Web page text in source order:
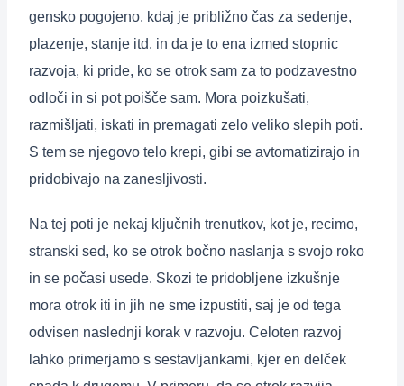
gensko pogojeno, kdaj je približno čas za sedenje,
plazenje, stanje itd. in da je to ena izmed stopnic
razvoja, ki pride, ko se otrok sam za to podzavestno
odloči in si pot poišče sam. Mora poizkušati,
razmišljati, iskati in premagati zelo veliko slepih poti.
S tem se njegovo telo krepi, gibi se avtomatizirajo in
pridobivajo na zanesljivosti.
Na tej poti je nekaj ključnih trenutkov, kot je, recimo,
stranski sed, ko se otrok bočno naslanja s svojo roko
in se počasi usede. Skozi te pridobljene izkušnje
mora otrok iti in jih ne sme izpustiti, saj je od tega
odvisen naslednji korak v razvoju. Celoten razvoj
lahko primerjamo s sestavljankami, kjer en delček